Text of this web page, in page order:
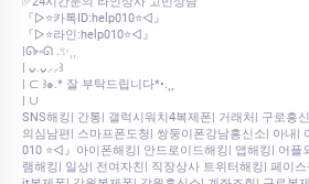
『▷⭐카톡ID:help010⭐◁』
『▷⭐라인:help010⭐◁』
|ᘏ⑅ᘏ .✨⸒⸒
| ᴗ͈.ᴗ͈⸝⸝꒱
| ⊂ ꒱๑.* 잘 부탁드립니다*•.¸¸
| ∪
SNS해킹| 간통| 갤럭시워치4복제폰| 거래처| 구로흥
의심남편| 스마프폰도청| 쌍둥이폰강남흥신소| 아내|
010 ⭐◁』아이폰해킹| 안드로이드해킹| 앱해킹| 어플
램해킹| 일상| 전여자친| 직장상사 트위터해킹| 페이